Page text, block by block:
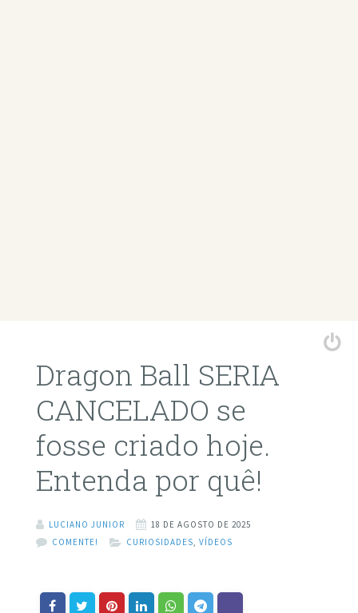
Dragon Ball SERIA
CANCELADO se
fosse criado hoje.
Entenda por quê!
LUCIANO JUNIOR
18 DE AGOSTO DE 2025
COMENTE!
CURIOSIDADES VÍDEOS